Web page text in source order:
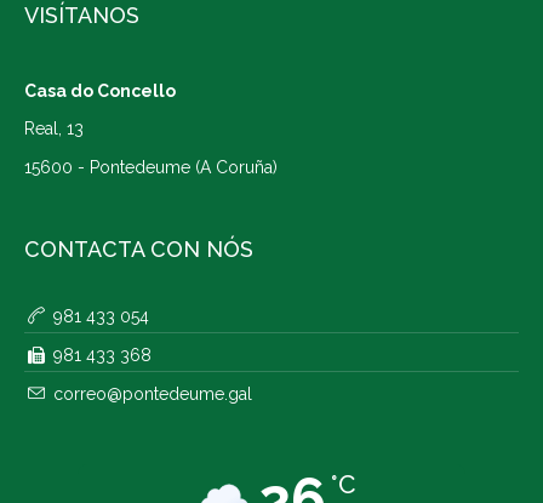
VISÍTANOS
Casa do Concello
Real, 13
15600 - Pontedeume (A Coruña)
CONTACTA CON NÓS
981 433 054
981 433 368
correo@pontedeume.gal
°C